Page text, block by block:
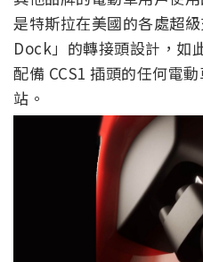
是特斯拉在美國的各處超
Dock」的轉接頭設計，如
配備 CCS1 插頭的任何電
站。